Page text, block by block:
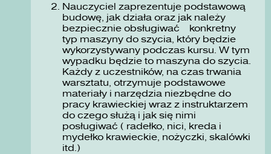
Nauczyciel zaprezentuje podstawową
budowę, jak działa oraz jak należy
bezpiecznie obsługiwać konkretny
typ maszyny do szycia, który będzie
wykorzystywany podczas kursu. W tym
wypadku będzie to maszyna do szycia.
Każdy z uczestników, na czas trwania
warsztatu, otrzymuje podstawowe
materiały i narzędzia niezbędne do
pracy krawieckiej wraz z instruktarzem
do czego służą i jak się nimi
posługiwać ( radełko, nici, kreda i
mydełko krawieckie, nożyczki, skalówki
itd.)